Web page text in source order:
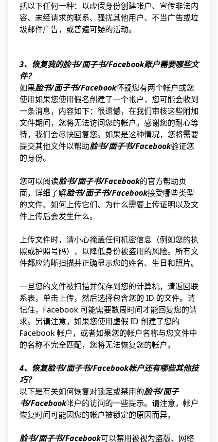
括以下任何一种：以虚假身份创建帐户、宣传非法内
容、未经请求的联系、骚扰其他用户、不当广告或垃
圾邮件广告，或普遍可疑的活动。
3、恢复我的脸书/面子书/Facebook账户需要哪些文
件？
如果脸书/面子书/Facebook怀疑您有两个帐户或您
使用如果您使用假名创建了一个帐户，您可能会收到
一条消息，内容如下：很遗憾，在我们审核这些附加
文件期间，您将无法访问您的帐户。感谢您的耐心等
待，我们会尽快回复您。如果是这种情况，您将需要
提交其他文件以帮助脸书/面子书/Facebook验证您
的身份。
您可以阅读脸书/面子书/Facebook的官方帮助页
面，详细了解脸书/面子书/Facebook接受哪些类型
的文件、如何上传它们、为什么需要上传证明以及文
件上传后会发生什么。
上传文件时，请小心掩盖任何机密信息（例如您的执
照或护照号码），以降低身份被盗用的风险。所有文
件都应清晰扫描并正确显示您的姓名、生日和照片。
一旦您的文件被扫描并保存到您的计算机，请返回联
系表，单击上传，然后选择包含您的 ID 的文件。请
记住，Facebook 可能需要数周时间才能回复您的请
求。另请注意，如果您使用虚假 ID 创建了您的
Facebook 帐户，或者如果您的帐户名称与您文件中
的名称不完全匹配，您将无法恢复您的帐户。
4、恢复脸书/面子书/Facebook帐户还有哪些其他技
巧？
以下是有关如何恢复对锁定或禁用的脸书/面子
书/Facebook帐户的访问的一些提示。请注意，帐户
恢复时间可能因您的帐户被锁定的原因而异。
脸书/面子书/Facebook可以禁用被视为盗版、网络